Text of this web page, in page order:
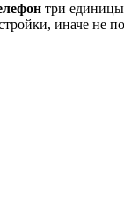
три
иначе не